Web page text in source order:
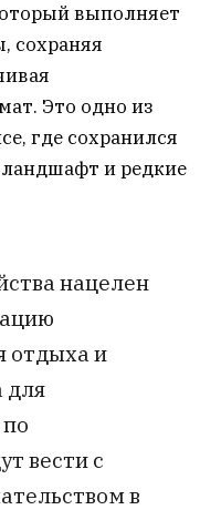
выполняет
сохраняя
Это одно из
где сохранился
и редкие
нацелен
отдыха и
для
вести с
в